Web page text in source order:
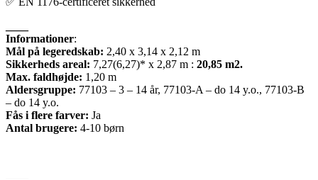
Informationer:
Mål på legeredskab: 2,40 x 3,14 x 2,12 m
Sikkerheds areal: 7,27(6,27)* x 2,87 m : 20,85 m2.
Max. faldhøjde: 1,20 m
Aldersgruppe: 77103 – 3 – 14 år, 77103-A – do 14 y.o., 77103-B
– do 14 y.o.
Fås i flere farver: Ja
Antal brugere: 4-10 børn